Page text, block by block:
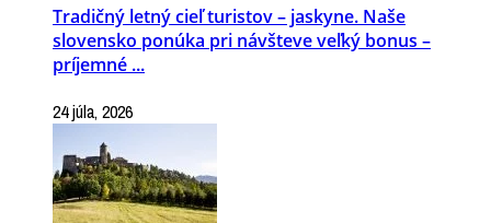
Tradičný letný cieľ turistov – jaskyne. Naše
slovensko ponúka pri návšteve veľký bonus –
príjemné ...
24 júla, 2026